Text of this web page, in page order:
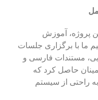
پروژه، آموزش
ما با برگزاری جلسات
مستندات فارسی و
حاصل کرد که
راحتی از سیستم